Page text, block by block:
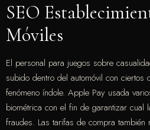
SEO
Móviles
El personal para juegos sobre
subido dentro del automóvil con ciertos
fenómeno índole. Apple Pay usada
biométrica con el fin de garantizar cual
fraudes. Las tarifas de compra también